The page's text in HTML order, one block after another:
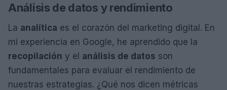
Análisis de datos y rendimiento
La analítica es el corazón del marketing digital. En
mi experiencia en Google, he aprendido que la
recopilación y el análisis de datos son
fundamentales para evaluar el rendimiento de
nuestras estrategias. ¿Qué nos dicen métricas